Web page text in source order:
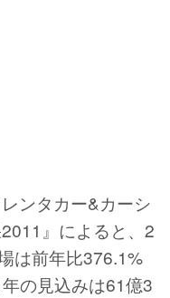
ンタカー&カーシ
』によると、2
は前年比376.1%
の見込みは61億3